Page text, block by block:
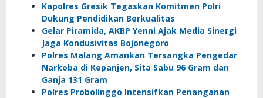
Kapolres Gresik Tegaskan Komitmen Polri
Dukung Pendidikan Berkualitas
Gelar Piramida, AKBP Yenni Ajak Media Sinergi
Jaga Kondusivitas Bojonegoro
Polres Malang Amankan Tersangka Pengedar
Narkoba di Kepanjen, Sita Sabu 96 Gram dan
Ganja 131 Gram
Polres Probolinggo Intensifkan Penanganan